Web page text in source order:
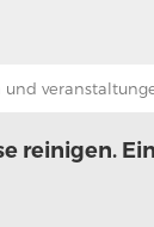
und
reinigen.